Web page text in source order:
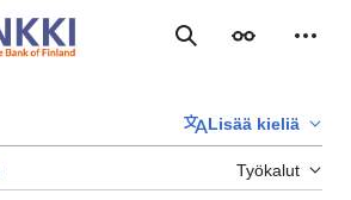
Haku Ulkoasu
Lisää kieliä
Työkalut